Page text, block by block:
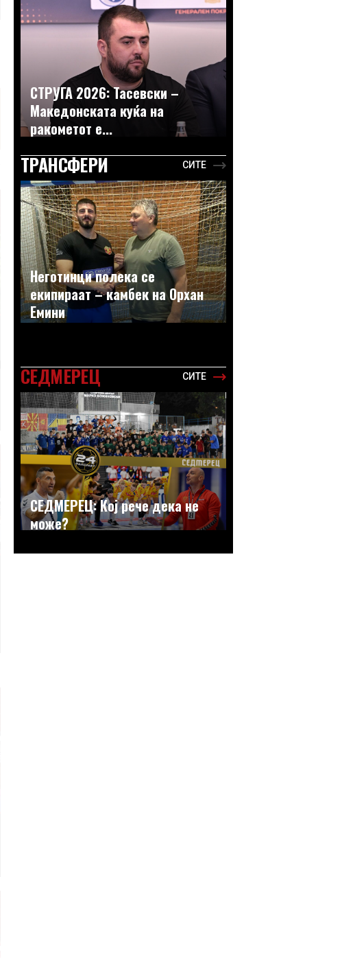
СТРУГА 2026: Тасевски –
Македонската куќа на
ракометот е...
ТРАНСФЕРИ СИТЕ
Неготинци полека се
екипираат – камбек на Орхан
Емини
СЕДМЕРЕЦ СИТЕ
СЕДМЕРЕЦ: Кој рече дека не
може?